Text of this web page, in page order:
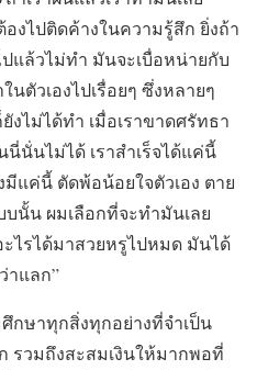
งไปติดค้างในความรู้สึก ยิ่งถ้า
แล้วไม่ทำ มันจะเบื่อหน่ายกับ
ตัวเองไปเรื่อยๆ ซึ่งหลายๆ
ไม่ได้ทำ เมื่อเราขาดศรัทธา
นี่นั่นไม่ได้ เราสำเร็จได้แค่นี้
ค่นี้ ตัดพ้อน้อยใจตัวเอง ตาย
นั้น ผมเลือกที่จะทำมันเลย
ไรได้มาสวยหรูไปหมด มันได้
าแลก”
ศึกษาทุกสิ่งทุกอย่างที่จำเป็น
รวมถึงสะสมเงินให้มากพอที่